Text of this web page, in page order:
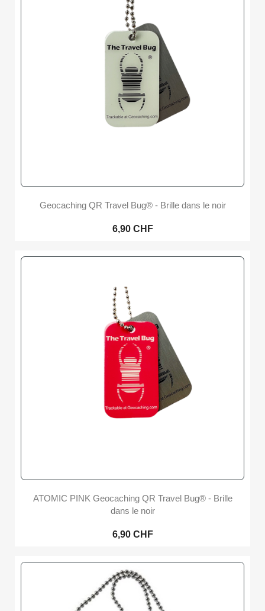
Geocaching QR Travel Bug® - Brille dans le noir
6,90 CHF
ATOMIC PINK Geocaching QR Travel Bug® - Brille
dans le noir
6,90 CHF